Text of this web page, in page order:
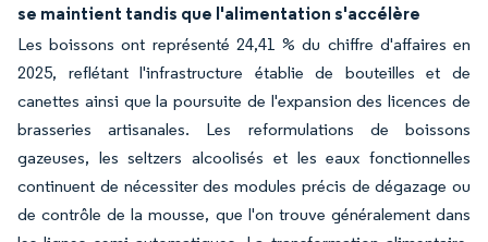
se maintient tandis que l'alimentation s'accélère
Les boissons ont représenté 24,41 % du chiffre d'affaires en
2025, reflétant l'infrastructure établie de bouteilles et de
canettes ainsi que la poursuite de l'expansion des licences de
brasseries artisanales. Les reformulations de boissons
gazeuses, les seltzers alcoolisés et les eaux fonctionnelles
continuent de nécessiter des modules précis de dégazage ou
de contrôle de la mousse, que l'on trouve généralement dans